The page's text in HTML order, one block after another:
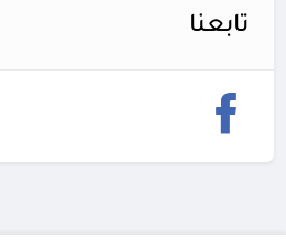
تابعنا